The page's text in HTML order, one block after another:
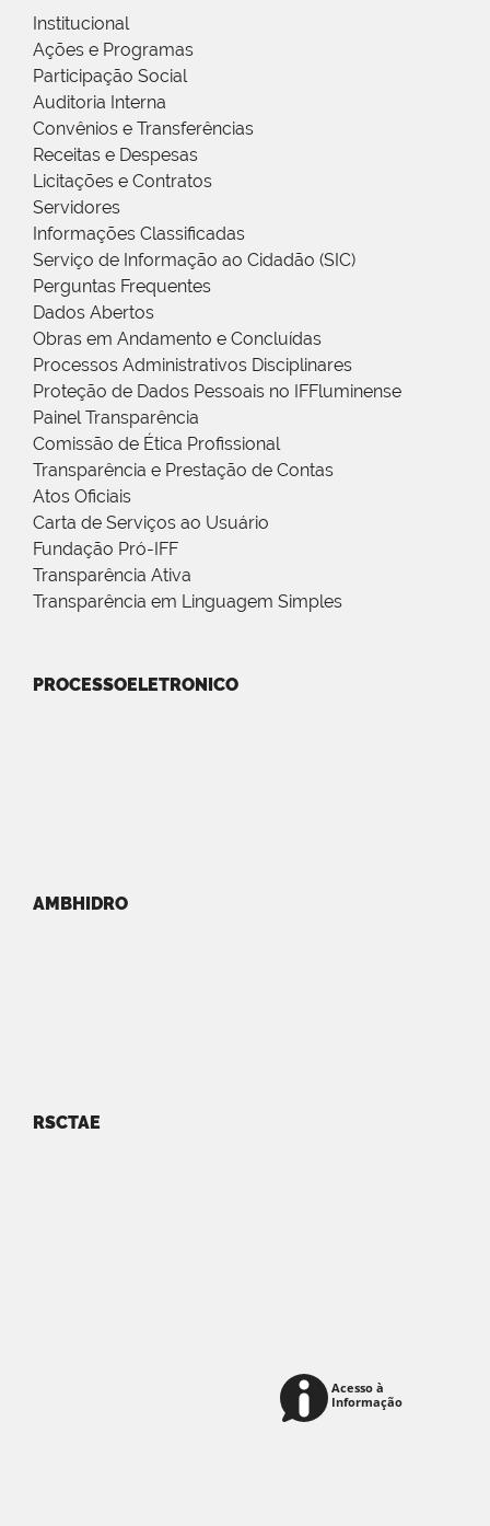
Institucional
Ações e Programas
Participação Social
Auditoria Interna
Convênios e Transferências
Receitas e Despesas
Licitações e Contratos
Servidores
Informações Classificadas
Serviço de Informação ao Cidadão (SIC)
Perguntas Frequentes
Dados Abertos
Obras em Andamento e Concluídas
Processos Administrativos Disciplinares
Proteção de Dados Pessoais no IFFluminense
Painel Transparência
Comissão de Ética Profissional
Transparência e Prestação de Contas
Atos Oficiais
Carta de Serviços ao Usuário
Fundação Pró-IFF
Transparência Ativa
Transparência em Linguagem Simples
PROCESSOELETRONICO
AMBHIDRO
RSCTAE